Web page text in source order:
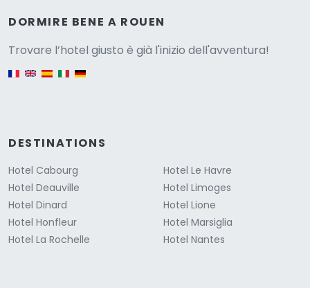
DORMIRE BENE A ROUEN
Trovare l’hotel giusto è già l'inizio dell'avventura!
English version
DESTINATIONS
Hotel Cabourg
Hotel Deauville
Hotel Dinard
Hotel Honfleur
Hotel La Rochelle
Hotel Le Havre
Hotel Limoges
Hotel Lione
Hotel Marsiglia
Hotel Nantes